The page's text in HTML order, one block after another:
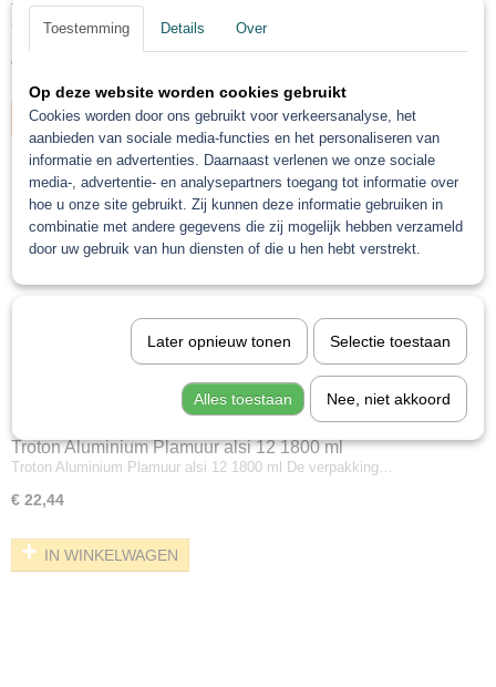
Troton licht gewicht polyester Plamuur 1L
Troton licht gewicht polyester Plamuur 1L De verpakking…
€ 17,43
IN WINKELWAGEN
Troton Aluminium Plamuur alsi 12 1800 ml
Troton Aluminium Plamuur alsi 12 1800 ml De verpakking…
€ 22,44
IN WINKELWAGEN
Toestemming Details Over
Op deze website worden cookies gebruikt
Cookies worden door ons gebruikt voor verkeersanalyse, het
aanbieden van sociale media-functies en het personaliseren van
informatie en advertenties. Daarnaast verlenen we onze sociale
media-, advertentie- en analysepartners toegang tot informatie over
hoe u onze site gebruikt. Zij kunnen deze informatie gebruiken in
combinatie met andere gegevens die zij mogelijk hebben verzameld
door uw gebruik van hun diensten of die u hen hebt verstrekt.
Later opnieuw tonen Selectie toestaan
Alles toestaan Nee, niet akkoord